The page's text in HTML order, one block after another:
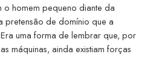
o homem pequeno diante da
pretensão de domínio que a
uma forma de lembrar que, por
máquinas, ainda existiam forças